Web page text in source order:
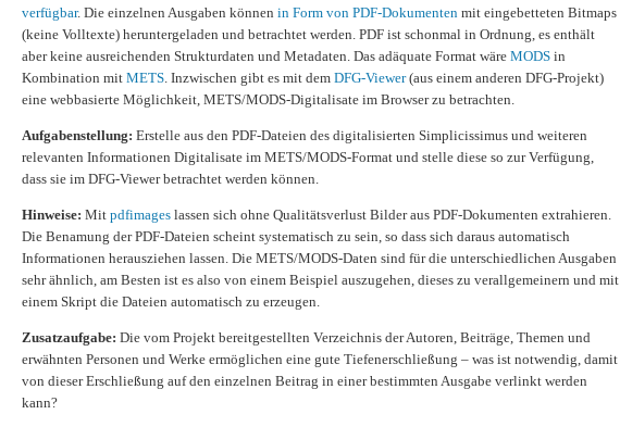
verfügbar. Die einzelnen Ausgaben können in Form von PDF-Dokumenten mit eingebetteten Bitmaps
(keine Volltexte) heruntergeladen und betrachtet werden. PDF ist schonmal in Ordnung, es enthält
aber keine ausreichenden Strukturdaten und Metadaten. Das adäquate Format wäre MODS in
Kombination mit METS. Inzwischen gibt es mit dem DFG-Viewer(aus einem anderen DFG-Projekt)
eine webbasierte Möglichkeit, METS/MODS-Digitalisate im Browser zu betrachten.
Aufgabenstellung: Erstelle aus den PDF-Dateien des digitalisierten Simplicissimus und weiteren
relevanten Informationen Digitalisate im METS/MODS-Format und stelle diese so zur Verfügung,
dass sie im DFG-Viewer betrachtet werden können.
Hinweise: Mit pdfimages lassen sich ohne Qualitätsverlust Bilder aus PDF-Dokumenten extrahieren.
Die Benamung der PDF-Dateien scheint systematisch zu sein, so dass sich daraus automatisch
Informationen herausziehen lassen. Die METS/MODS-Daten sind für die unterschiedlichen Ausgaben
sehr ähnlich, am Besten ist es also von einem Beispiel auszugehen, dieses zu verallgemeinern und mit
einem Skript die Dateien automatisch zu erzeugen.
Zusatzaufgabe: Die vom Projekt bereitgestellten Verzeichnis der Autoren, Beiträge, Themen und
erwähnten Personen und Werke ermöglichen eine gute Tiefenerschließung – was ist notwendig, damit
von dieser Erschließung auf den einzelnen Beitrag in einer bestimmten Ausgabe verlinkt werden
kann?